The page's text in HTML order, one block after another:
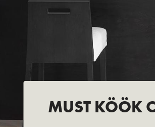
MUST KÖÖK